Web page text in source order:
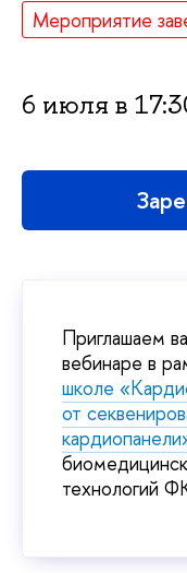
Мероприятие
6 июля в
Приглашаем
ебинаре в
школе
от
технологий